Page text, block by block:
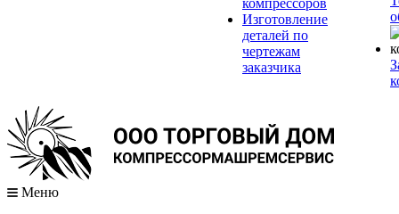
компрессоров
Изготовление
деталей по
чертежам
заказчика
Меню